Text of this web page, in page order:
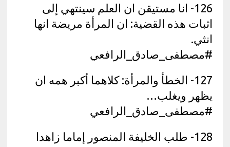
126- انا مستيقن ان العلم سينتهي إلى
اثبات هذه القضية: ان المرأة مريضة انها
انثي.
#مصطفى_صادق_الرافعي
127- الخطأ والمرأة: كلاهما أكبر همه ان
يظهر ويغلب…
#مصطفى_صادق_الرافعي
128- طلب الخليفة المنصور إماما زاهدا